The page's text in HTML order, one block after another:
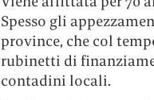
Spesso gli
province, che col
rubinetti di
contadini locali.